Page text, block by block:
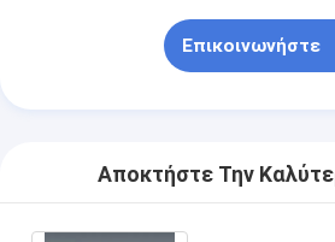
Επικοινωνήστε
Αποκτήστε Την